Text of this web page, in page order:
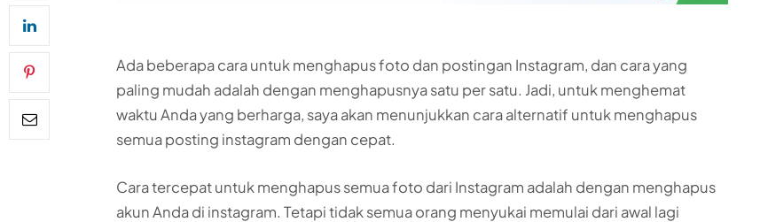
Ada beberapa cara untuk menghapus foto dan postingan Instagram, dan cara yang
paling mudah adalah dengan menghapusnya satu per satu. Jadi, untuk menghemat
waktu Anda yang berharga, saya akan menunjukkan cara alternatif untuk menghapus
semua posting instagram dengan cepat.
Cara tercepat untuk menghapus semua foto dari Instagram adalah dengan menghapus
akun Anda di instagram. Tetapi tidak semua orang menyukai memulai dari awal lagi